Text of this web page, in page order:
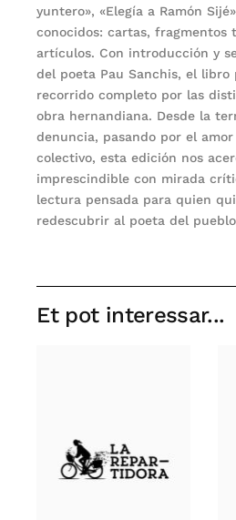
yuntero», «Elegía a Ramón
conocidos: cartas, fragmentos
artículos. Con introducción y
del poeta Pau Sanchis, el libro
recorrido completo por las
obra hernandiana. Desde la
denuncia, pasando por el
colectivo, esta edición nos
imprescindible con mirada
lectura pensada para quien
redescubrir al poeta del
Et pot interessar...